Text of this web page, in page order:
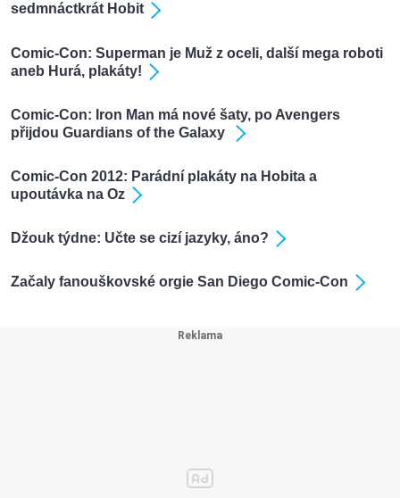
sedmnáctkrát Hobit
Comic-Con: Superman je Muž z oceli, další mega roboti
aneb Hurá, plakáty!
Comic-Con: Iron Man má nové šaty, po Avengers
přijdou Guardians of the Galaxy
Comic-Con 2012: Parádní plakáty na Hobita a
upoutávka na Oz
Džouk týdne: Učte se cizí jazyky, áno?
Začaly fanouškovské orgie San Diego Comic-Con